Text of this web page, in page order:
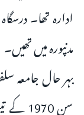
ادارہ تھا۔
مدنپورہ میں تھیں۔
بہر حال جامعہ
سن